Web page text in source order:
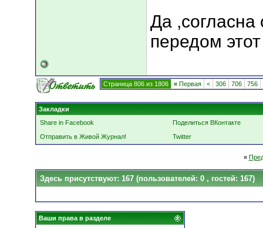
Да
передом
Страница 806 из 1806 « Первая < 306 706 756
Закладки
Share in Facebook
Поделиться ВКонтакте
Отправить в Живой Журнал!
Twitter
«
Здесь присутствуют: 167 (пользователей: 0 , гостей: 167)
Ваши права в разделе